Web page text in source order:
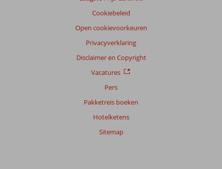
Cookiebeleid
Open cookievoorkeuren
Privacyverklaring
Disclaimer en Copyright
Vacatures
Pers
Pakketreis boeken
Hotelketens
Sitemap